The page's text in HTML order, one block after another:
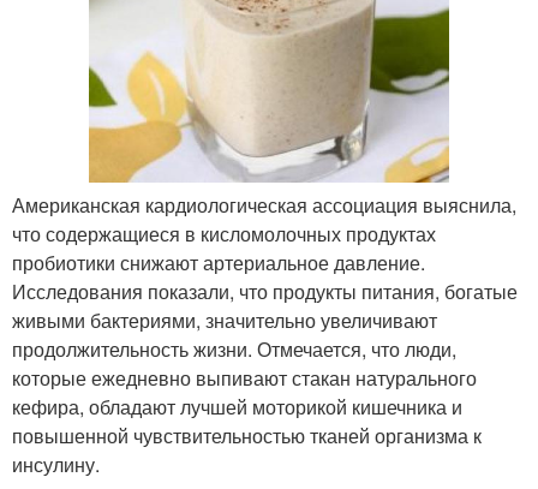
Американская кардиологическая ассоциация выяснила,
что содержащиеся в кисломолочных продуктах
пробиотики снижают артериальное давление.
Исследования показали, что продукты питания, богатые
живыми бактериями, значительно увеличивают
продолжительность жизни. Отмечается, что люди,
которые ежедневно выпивают стакан натурального
кефира, обладают лучшей моторикой кишечника и
повышенной чувствительностью тканей организма к
инсулину.